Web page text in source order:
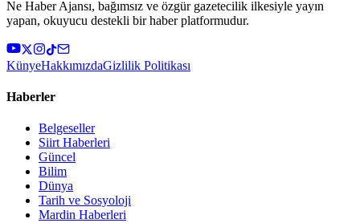
Ne Haber Ajansı, bağımsız ve özgür gazetecilik ilkesiyle yayın
yapan, okuyucu destekli bir haber platformudur.
KünyeHakkımızdaGizlilik Politikası
Haberler
Belgeseller
Siirt Haberleri
Güncel
Bilim
Dünya
Tarih ve Sosyoloji
Mardin Haberleri